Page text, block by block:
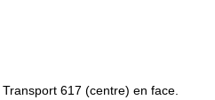
617 (centre) en face.